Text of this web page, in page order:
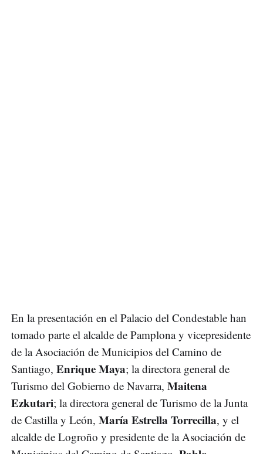
En la presentación en el Palacio del Condestable han
tomado parte el alcalde de Pamplona y vicepresidente
de la Asociación de Municipios del Camino de
Santiago, Enrique Maya; la directora general de
Turismo del Gobierno de Navarra, Maitena
Ezkutari; la directora general de Turismo de la Junta
de Castilla y León, María Estrella Torrecilla, y el
alcalde de Logroño y presidente de la Asociación de